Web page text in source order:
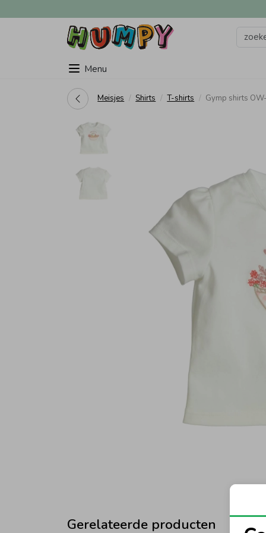
Menu
Meisjes Shirts T-shirts Gymp shirts
Gerelateerde producten